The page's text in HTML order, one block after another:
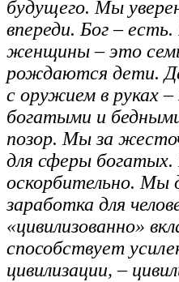
будущего. Мы
впереди. Бог –
женщины – это
рождаются дети.
с оружием в руках
богатыми и
позор. Мы за
для сферы
оскорбительно. Мы
заработка для
«цивилизованно»
способствует
цивилизации, –